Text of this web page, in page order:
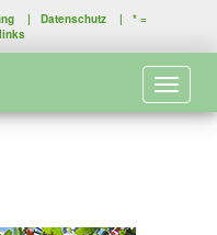
| Datenschutz | * =